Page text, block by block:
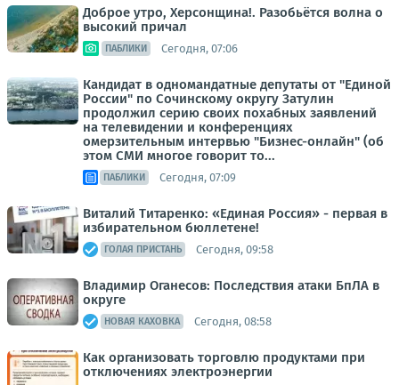
Доброе утро, Херсонщина!. Разобьётся волна о
высокий причал
ПАБЛИКИ Сегодня, 07:06
Кандидат в одномандатные депутаты от "Единой
России" по Сочинскому округу Затулин
продолжил серию своих похабных заявлений
на телевидении и конференциях
омерзительным интервью "Бизнес-онлайн" (об
этом СМИ многое говорит то...
ПАБЛИКИ Сегодня, 07:09
Виталий Титаренко: «Единая Россия» - первая в
избирательном бюллетене!
ГОЛАЯ ПРИСТАНЬ Сегодня, 09:58
Владимир Оганесов: Последствия атаки БпЛА в
округе
НОВАЯ КАХОВКА Сегодня, 08:58
Как организовать торговлю продуктами при
отключениях электроэнергии